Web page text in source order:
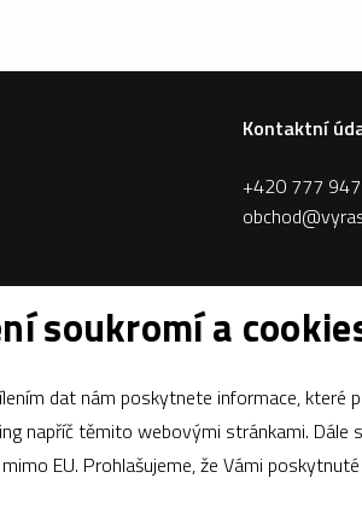
Kontaktní
+420 777
soukromí a
dat nám poskytnete informace, které
webovými stránkami. Dále souhlasíte s předáním údajů
EU. Prohlašujeme, že Vámi